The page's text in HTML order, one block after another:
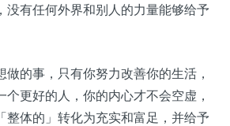
没有任何外界和别人的力量能够给予
做的事，只有你努力改善你的生活，
个更好的人，你的内心才不会空虚，
整体的」转化为充实和富足，并给予